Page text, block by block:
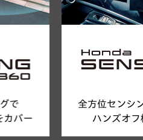
で
カバー
全方位センシ
ハンズオフ